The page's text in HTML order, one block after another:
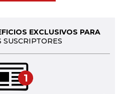
EXCLUSIVOS PARA
SUSCRIPTORES
1